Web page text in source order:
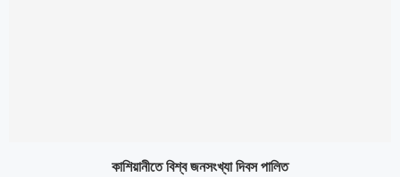
কাশিয়ানীতে বিশ্ব জনসংখ্যা দিবস পালিত